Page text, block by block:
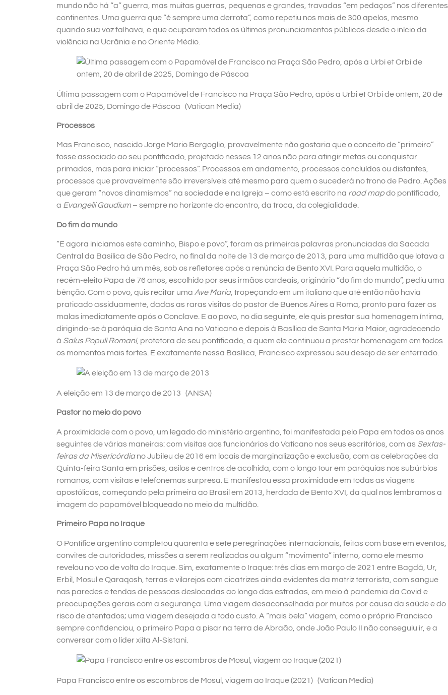
mundo não há “a” guerra, mas muitas guerras, pequenas e grandes, travadas “em pedaços” nos diferentes
continentes. Uma guerra que “é sempre uma derrota”, como repetiu nos mais de 300 apelos, mesmo
quando sua voz falhava, e que ocuparam todos os últimos pronunciamentos públicos desde o início da
violência na Ucrânia e no Oriente Médio.
Última passagem com o Papamóvel de Francisco na Praça São Pedro, após a Urbi et Orbi de ontem, 20 de
abril de 2025, Domingo de Páscoa (Vatican Media)
Processos
Mas Francisco, nascido Jorge Mario Bergoglio, provavelmente não gostaria que o conceito de “primeiro”
fosse associado ao seu pontificado, projetado nesses 12 anos não para atingir metas ou conquistar
primados, mas para iniciar “processos”. Processos em andamento, processos concluídos ou distantes,
processos que provavelmente são irreversíveis até mesmo para quem o sucederá no trono de Pedro. Ações
que geram “novos dinamismos” na sociedade e na Igreja – como está escrito na road mapdo pontificado,
a Evangelii Gaudium– sempre no horizonte do encontro, da troca, da colegialidade.
Do fim do mundo
“E agora iniciamos este caminho, Bispo e povo”, foram as primeiras palavras pronunciadas da Sacada
Central da Basílica de São Pedro, no final da noite de 13 de março de 2013, para uma multidão que lotava a
Praça São Pedro há um mês, sob os refletores após a renúncia de Bento XVI. Para aquela multidão, o
recém-eleito Papa de 76 anos, escolhido por seus irmãos cardeais, originário “do fim do mundo”, pediu uma
bênção. Com o povo, quis recitar uma Ave Maria, tropeçando em um italiano que até então não havia
praticado assiduamente, dadas as raras visitas do pastor de Buenos Aires a Roma, pronto para fazer as
malas imediatamente após o Conclave. E ao povo, no dia seguinte, ele quis prestar sua homenagem íntima,
dirigindo-se à paróquia de Santa Ana no Vaticano e depois à Basílica de Santa Maria Maior, agradecendo
à Salus Populi Romani, protetora de seu pontificado, a quem ele continuou a prestar homenagem em todos
os momentos mais fortes. E exatamente nessa Basílica, Francisco expressou seu desejo de ser enterrado.
A eleição em 13 de março de 2013 (ANSA)
Pastor no meio do povo
A proximidade com o povo, um legado do ministério argentino, foi manifestada pelo Papa em todos os anos
seguintes de várias maneiras: com visitas aos funcionários do Vaticano nos seus escritórios, com as Sextas-
feiras da Misericórdiano Jubileu de 2016 em locais de marginalização e exclusão, com as celebrações da
Quinta-feira Santa em prisões, asilos e centros de acolhida, com o longo tour em paróquias nos subúrbios
romanos, com visitas e telefonemas surpresa. E manifestou essa proximidade em todas as viagens
apostólicas, começando pela primeira ao Brasil em 2013, herdada de Bento XVI, da qual nos lembramos a
imagem do papamóvel bloqueado no meio da multidão.
Primeiro Papa no Iraque
O Pontífice argentino completou quarenta e sete peregrinações internacionais, feitas com base em eventos,
convites de autoridades, missões a serem realizadas ou algum “movimento” interno, como ele mesmo
revelou no voo de volta do Iraque. Sim, exatamente o Iraque: três dias em março de 2021 entre Bagdá, Ur,
Erbil, Mosul e Qaraqosh, terras e vilarejos com cicatrizes ainda evidentes da matriz terrorista, com sangue
nas paredes e tendas de pessoas deslocadas ao longo das estradas, em meio à pandemia da Covid e
preocupações gerais com a segurança. Uma viagem desaconselhada por muitos por causa da saúde e do
risco de atentados; uma viagem desejada a todo custo. A “mais bela” viagem, como o próprio Francisco
sempre confidenciou, o primeiro Papa a pisar na terra de Abraão, onde João Paulo II não conseguiu ir, e a
conversar com o líder xiita Al-Sistani.
Papa Francisco entre os escombros de Mosul, viagem ao Iraque (2021) (Vatican Media)